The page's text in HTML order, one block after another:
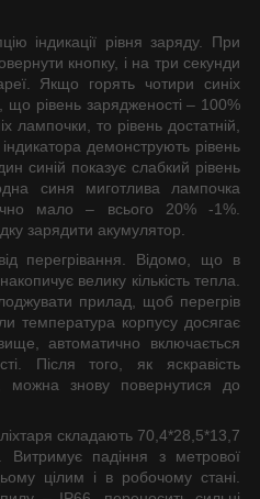
індикації рівня заряду. При
кнопку, і на три секунди
Якщо горять чотири синіх
що рівень зарядженості – 100%
лампочки, то рівень достатній,
демонструють рівень
синій показує слабкий рівень
синя миготлива лампочка
мало – всього 20% -1%.
зарядити акумулятор.
перегрівання. Відомо, що в
велику кількість тепла.
прилад, щоб перегрів
температура корпусу досягає
автоматично включається
Після того, як яскравість
можна знову повернутися до
складають 70,4*28,5*13,7
Витримує падіння з метрової
цілим і в робочому стані.